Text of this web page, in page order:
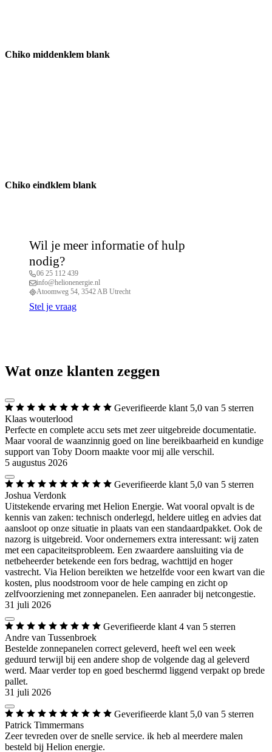
Chiko middenklem blank
Chiko eindklem blank
Wil je meer informatie of hulp
nodig?
06 25 112 439
info@helionenergie.nl
Atoomweg 54, 3542 AB Utrecht
Stel je vraag
Wat onze klanten zeggen
Geverifieerde klant 5,0 van 5 sterren
Klaas wouterlood
Perfecte en complete accu sets met zeer uitgebreide documentatie.
Maar vooral de waanzinnig goed on line bereikbaarheid en kundige
support van Toby Doorn maakte voor mij alle verschil.
5 augustus 2026
Geverifieerde klant 5,0 van 5 sterren
Joshua Verdonk
Uitstekende ervaring met Helion Energie. Wat vooral opvalt is de
kennis van zaken: technisch onderlegd, heldere uitleg en advies dat
aansloot op onze situatie in plaats van een standaardpakket. Ook de
nazorg is uitgebreid. Voor ondernemers extra interessant: wij zaten
met een capaciteitsprobleem. Een zwaardere aansluiting via de
netbeheerder betekende een fors bedrag, wachttijd en hoger
vastrecht. Via Helion bereikten we hetzelfde voor een kwart van die
kosten, plus noodstroom voor de hele camping en zicht op
zelfvoorziening met zonnepanelen. Een aanrader bij netcongestie.
31 juli 2026
Geverifieerde klant 4 van 5 sterren
Andre van Tussenbroek
Bestelde zonnepanelen correct geleverd, heeft wel een week
geduurd terwijl bij een andere shop de volgende dag al geleverd
werd. Maar verder top en goed beschermd liggend verpakt op brede
pallet.
31 juli 2026
Geverifieerde klant 5,0 van 5 sterren
Patrick Timmermans
Zeer tevreden over de snelle service. ik heb al meerdere malen
besteld bij Helion energie.